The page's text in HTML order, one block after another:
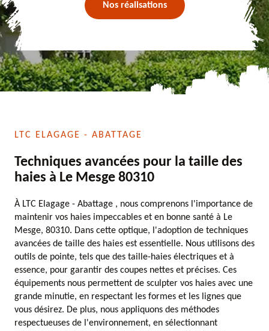
Nos réalisations
LTC ELAGAGE - ABATTAGE
Techniques avancées pour la taille des
haies à Le Mesge 80310
À LTC Elagage - Abattage , nous comprenons l'importance de
maintenir vos haies impeccables et en bonne santé à Le
Mesge, 80310. Dans cette optique, l'adoption de techniques
avancées de taille des haies est essentielle. Nous utilisons des
outils de pointe, tels que des taille-haies électriques et à
essence, pour garantir des coupes nettes et précises. Ces
équipements nous permettent de sculpter vos haies avec une
grande minutie, en respectant les formes et les lignes que
vous désirez. De plus, nous appliquons des méthodes
respectueuses de l'environnement, en sélectionnant